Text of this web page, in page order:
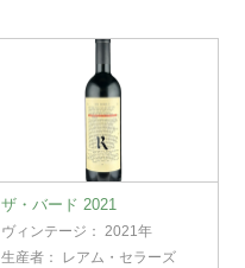
ザ・バード 2021
ヴィンテージ：2021年
生産者：
レアム・セラーズ